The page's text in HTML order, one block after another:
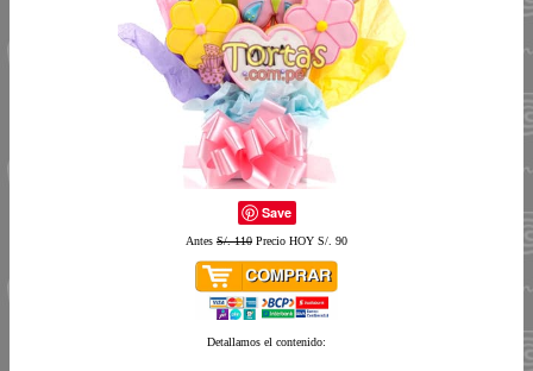
Save
Antes S/. 110 Precio HOY S/. 90
Detallamos el contenido: